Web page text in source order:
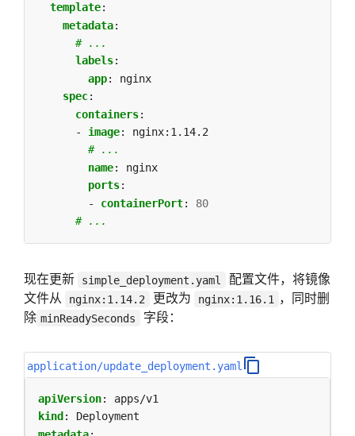
template:
metadata:
# ...
labels:
app:
nginx
spec:
containers:
- image:
nginx:1.14.2
# ...
name:
nginx
ports:
- containerPort:
80
# ...
现在更新 simple_deployment.yaml
配置文件，将镜像
文件从
nginx:1.14.2 更改为 nginx:1.16.1
，同时删
除 minReadySeconds 字段：
application/update_deployment.yaml
apiVersion:
apps/v1
kind :
Deployment